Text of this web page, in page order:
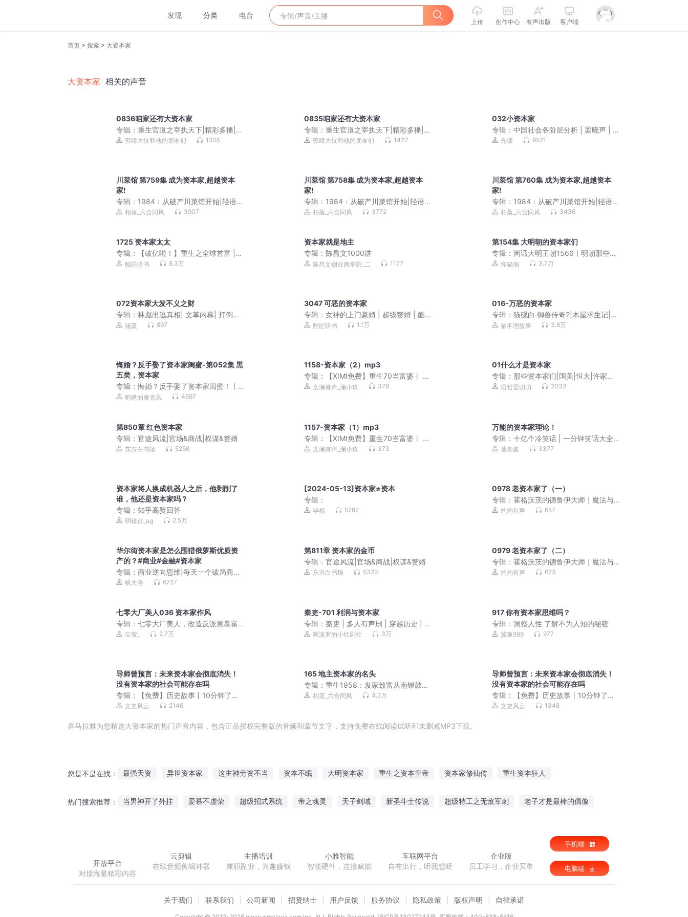
发现 分类 电台
上传 创作中心 有声出版 客户端
首页 > 搜索 > 大资本家
大资本家 相关的声音
0836咱家还有大资本家
专辑： 重生官道之宰执天下|精彩多播|喋
血官场|郭靖大侠播
郭靖大侠和他的朋友们 1355
0835咱家还有大资本家
专辑：重生官道之宰执天下|精彩多播|喋
血官场|郭靖大侠播
郭靖大侠和他的朋友们 1422
032小资本家
专辑：中国社会各阶层分析 | 梁晓声 | 茅
盾文学奖 | 《人世间》| 直击社会现实问
先读 9521
川菜馆 第759集 成为资本家,超越资本
家!
专辑： 1984：从破产川菜馆开始|轻语江
湖霸榜作品|日常&馋的很&美食|柏落团
柏落_六合同风 3907
川菜馆 第758集 成为资本家,超越资本
家!
专辑： 1984：从破产川菜馆开始|轻语江
湖霸榜作品|日常&馋的很&美食|柏落团
柏落_六合同风 3772
川菜馆 第760集 成为资本家,超越资本
家!
专辑： 1984：从破产川菜馆开始|轻语江
湖霸榜作品|日常&馋的很&美食|柏落团
柏落_六合同风 3436
1725 资本家太太
专辑：
【破亿啦！】重生之全球首富 |
穿越重生赚钱扛把子
酷匠听书 8.3万
资本家就是地主
专辑：陈昌文1000讲
陈昌文创业商学院_二 1177
第154集 大明朝的资本家们
专辑： 闲话大明王朝1566丨明朝那些事
儿升级视角丨解读官场密码，权谋智
怪猫病 3.7万
072资本家大发不义之财
专辑： 林彪出逃真相| 文革内幕| 打倒四
人帮| 毛泽东江青王洪文张春桥邓小平周
涵莫 897
3047 可恶的资本家
专辑：女神的上门豪婿 | 超级赘婿 | 酷匠
韦小鸨
酷匠听书 1.1万
016-万恶的资本家
专辑：猫砚白·御兽传奇2|木屋求生记|励
志成长猫不理故事
猫不理故事 3.8万
悔婚？反手娶了资本家闺蜜-第052集 黑
五类，资本家
专辑： 悔婚？反手娶了资本家闺蜜！丨
年代丨打猎丨发家致富丨多人有声剧
咆哮的麦克风 4697
1158-资本家（2）mp3
专辑：
【XIMI免费】重生70当富婆丨 炮
灰逆袭爽炸天
文澜睿声_澜小玖 376
01什么才是资本家
专辑：那些资本家们|国美|恒大|许家印|
特朗普
语哲爱叨叨 2032
第850章 红色资本家
专辑： 官途风流|官场&商战|权谋&赘婿
东方白书场 5256
1157-资本家（1）mp3
专辑：
【XIMI免费】重生70当富婆丨 炮
灰逆袭爽炸天
文澜睿声_澜小玖 373
万能的资本家理论！
专辑：十亿个冷笑话 | 一分钟笑话大全
儿童清新版
薯条酱 3377
资本家将人换成机器人之后，他剥削了
谁，他还是资本家吗？
专辑： 知乎高赞回答
明镜台_ag 2.5万
[2024-05-13]资本家≠资本
专辑：
毕栢 5297
0978 老资本家了（一）
专辑：霍格沃茨的德鲁伊大师｜魔法与
猫｜哈利波特｜广播剧
灼灼有声 657
华尔街资本家是怎么围猎俄萝斯优质资
产的？#商业#金融#资本家
专辑： 商业逆向思维|每天一个破局商业
启示帆大圣 6727
第811章 资本家的金币
专辑：官途风流|官场&商战|权谋&赘婿
东方白书场 5320
0979 老资本家了（二）
专辑：霍格沃茨的德鲁伊大师｜魔法与
猫｜哈利波特｜广播剧
灼灼有声 673
七零大厂美人036 资本家作风
专辑： 七零大厂美人，改造反派崽暴富
丨爆笑泼辣X穿书治愈丨尘萱&思远丨多
尘萱_ 2.7万
秦吏-701 利润与资本家
专辑： 秦吏 | 多人有声剧 | 穿越历史 | 秦
朝 阿波罗的小灶剧社 3万
917 你有资本家思维吗？
专辑：洞察人性 了解不为人知的秘密
冀豫999 977
导师曾预言：未来资本家会彻底消失！
没有资本家的社会可能存在吗
专辑：
【免费】历史故事丨10分钟了解
一段历史&人物
文史风云 2146
165 地主资本家的名头
专辑：重生1958：发家致富从南锣鼓巷
开始|七猫万订高分|日常空间成长|单女
柏落_六合同风 4.2万
导师曾预言：未来资本家会彻底消失！
没有资本家的社会可能存在吗
专辑：
【免费】历史故事丨10分钟了解
一段历史&人物
文史风云 1348
喜马拉雅为您精选大资本家的热门声音内容，包含正品授权完整版的音频和章节文字，支持免费在线阅读试听和未删减MP3下载。
您是不是在找： 最强天资 异世资本家 这主神劳资不当 资本不眠 大明资本家 重生之资本皇帝 资本家修仙传 重生资本狂人
热门搜索推荐： 当男神开了外挂 爱慕不虚荣 超级招式系统 帝之魂灵 天子剑域 新圣斗士传说 超级特工之无敌军刺 老子才是最棒的偶像
开放平台
对接海量精彩内容
云剪辑
在线音频剪辑神器
主播培训
兼职副业，兴趣赚钱
小雅智能
智能硬件，连接赋能
车联网平台
自在出行，听我想听
企业版
员工学习，企业买单
手机端
电脑端
关于我们 联系我们 公司新闻 招贤纳士 用户反馈 服务协议 隐私政策 版权声明 自律承诺